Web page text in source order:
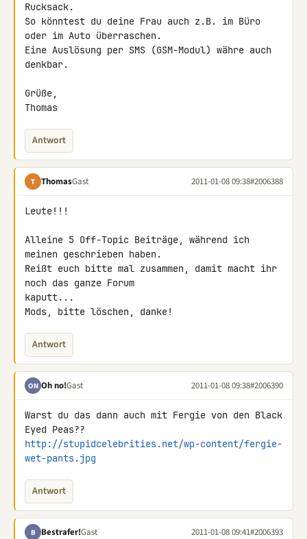
Rucksack.
So könntest du deine Frau auch z.B. im Büro
oder im Auto überraschen.
Eine Auslösung per SMS (GSM-Modul) währe auch
denkbar.
Grüße,
Thomas
Antwort
T ThomasGast 2011-01-08 09:38#2006388
Leute!!!
Alleine 5 Off-Topic Beiträge, während ich
meinen geschrieben haben.
Reißt euch bitte mal zusammen, damit macht ihr
noch das ganze Forum
kaputt...
Mods, bitte löschen, danke!
Antwort
ON Oh no!Gast 2011-01-08 09:38#2006390
Warst du das dann auch mit Fergie von den Black
http://stupidcelebrities.net/wp-content/fergie-
wet-pants.jpg
Antwort
B Bestrafer!Gast 2011-01-08 09:41#2006393